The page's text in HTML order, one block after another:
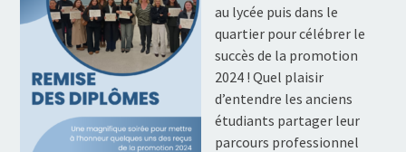
au lycée puis dans le
quartier pour célébrer le
succès de la promotion
2024 ! Quel plaisir
d’entendre les anciens
étudiants partager leur
parcours professionnel